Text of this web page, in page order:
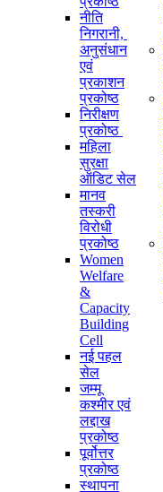
नीति
निगरानी, ​​
अनुसंधान
एवं
प्रकाशन
प्रकोष्ठ
निरीक्षण
प्रकोष्ठ
महिला
सुरक्षा
ऑडिट सेल
मानव
तस्करी
विरोधी
प्रकोष्ठ
Women
Welfare
&
Capacity
Building
Cell
नई पहल
सेल
जम्मू
कश्मीर एवं
लद्दाख
प्रकोष्ठ
पूर्वोत्तर
प्रकोष्ठ
स्थापना